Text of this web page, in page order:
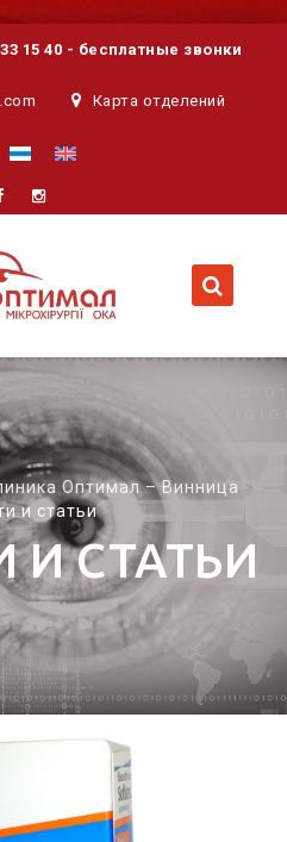
33 15 40 - бесплатные звонки
Карта отделений
Оптимал – Винница >
и статьи
И СТАТЬИ